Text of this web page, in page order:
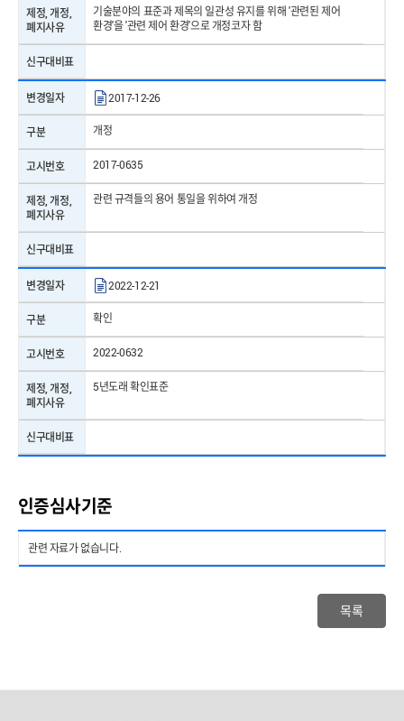
제정, 개정,
폐지사유
기술분야의 표준과 제목의 일관성 유지를 위해 '관련된 제어
환경'을 '관련 제어 환경'으로 개정코자 함
신구대비표
변경일자 2017-12-26
구분 개정
고시번호 2017-0635
제정, 개정,
폐지사유
관련 규격들의 용어 통일을 위하여 개정
신구대비표
변경일자 2022-12-21
구분 확인
고시번호 2022-0632
제정, 개정,
폐지사유
5년도래 확인표준
신구대비표
인증심사기준
관련 자료가 없습니다.
목록